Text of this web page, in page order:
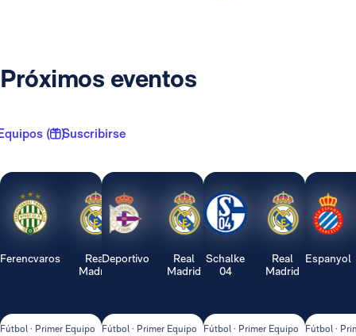
Próximos eventos
( 1 )Suscribirse
Ferencvaros
Real
Madrid
Fútbol · Primer Equipo
Deportivo
Real
Madrid
Fútbol · Primer Equipo
Schalke
04
Real
Madrid
Fútbol · Primer Equipo
Espanyol
Fútbol ·